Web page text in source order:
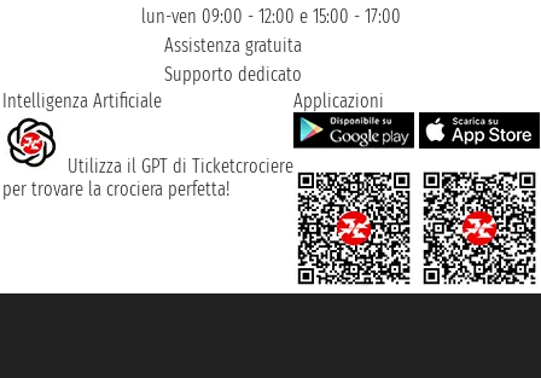
lun-ven 09:00 - 12:00 e 15:00 - 17:00
Assistenza gratuita
Supporto dedicato
Intelligenza Artificiale
Utilizza il GPT di Ticketcrociere
per trovare la crociera perfetta!
Applicazioni